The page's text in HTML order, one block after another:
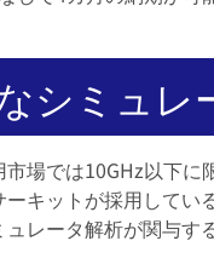
シミュレ
場では10GHz以下に
ーキットが採用して
レータ解析が関与す